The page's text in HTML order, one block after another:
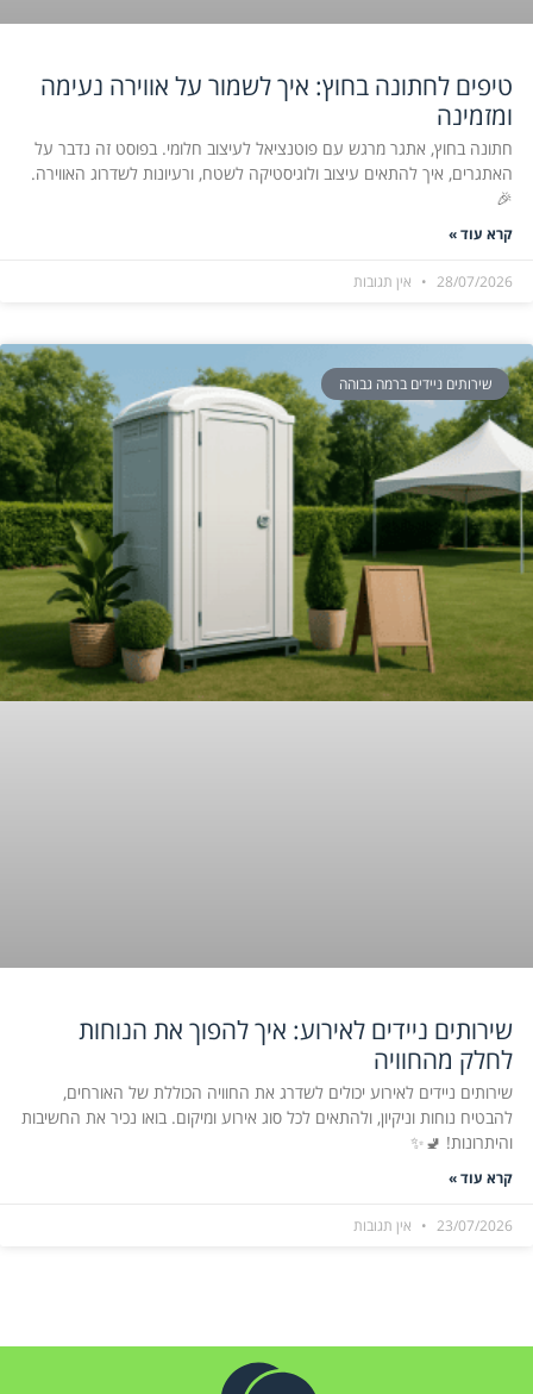
טיפים לחתונה בחוץ: איך לשמור על אווירה נעימה
ומזמינה
חתונה בחוץ, אתגר מרגש עם פוטנציאל לעיצוב חלומי. בפוסט זה נדבר על
האתגרים, איך להתאים עיצוב ולוגיסטיקה לשטח, ורעיונות לשדרוג האווירה.
🎉
קרא עוד »
28/07/2026 אין תגובות
שירותים ניידים ברמה גבוהה
שירותים ניידים לאירוע: איך להפוך את הנוחות
לחלק מהחוויה
שירותים ניידים לאירוע יכולים לשדרג את החוויה הכוללת של האורחים,
להבטיח נוחות וניקיון, ולהתאים לכל סוג אירוע ומיקום. בואו נכיר את החשיבות
והיתרונות! 🚽✨
קרא עוד »
23/07/2026 אין תגובות